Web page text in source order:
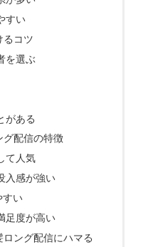
すい
るコツ
を選ぶ
がある
グ配信の特徴
て人気
入感が強い
すい
足度が高い
ング配信にハマる